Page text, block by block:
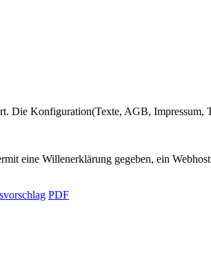
Konfiguration(Texte, AGB, Impressum,
eine Willenerklärung gegeben, ein
PDF